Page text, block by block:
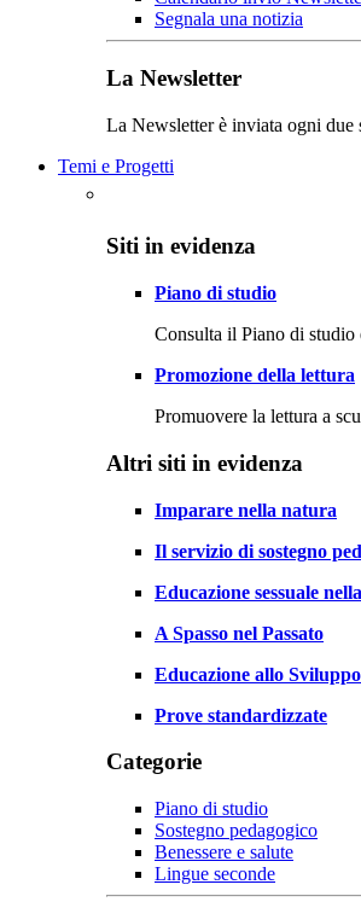
Segnala una notizia
La Newsletter
La Newsletter è inviata ogni due
Temi e Progetti
Siti in evidenza
Piano di studio
Consulta il Piano di studio
Promozione della lettura
Promuovere la lettura a
Altri siti in evidenza
Imparare nella natura
Il servizio di sostegno
Educazione sessuale
A Spasso nel Passato
Educazione allo
Prove standardizzate
Categorie
Piano di studio
Sostegno pedagogico
Benessere e salute
Lingue seconde